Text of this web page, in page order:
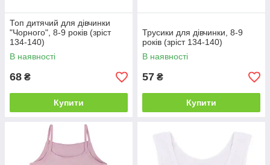
Топ дитячий для дівчинки
"Чорного", 8-9 років (зріст
134-140)
В наявності
68 ₴
Купити
Трусики для дівчинки, 8-9
років (зріст 134-140)
В наявності
57 ₴
Купити